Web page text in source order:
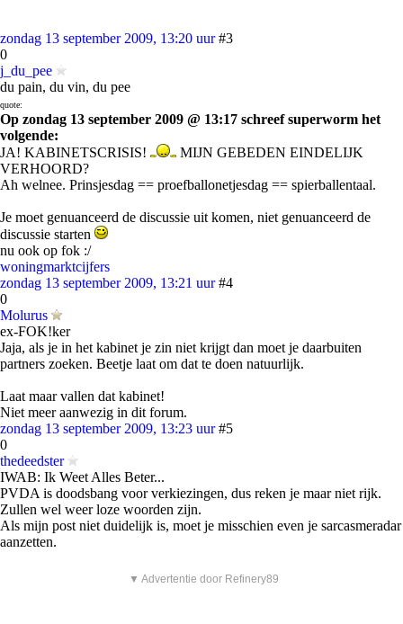
zondag 13 september 2009, 13:20 uur #3
0
j_du_pee
du pain, du vin, du pee
quote:
Op zondag 13 september 2009 @ 13:17 schreef superworm het
volgende:
JA! KABINETSCRISIS!
MIJN GEBEDEN EINDELIJK
VERHOORD?
Ah welnee. Prinsjesdag == proefballonetjesdag == spierballentaal.
Je moet genuanceerd de discussie uit komen, niet genuanceerd de
discussie starten
nu ook op fok :/
woningmarktcijfers
zondag 13 september 2009, 13:21 uur #4
0
Molurus
ex-FOK!ker
Jaja, als je in het kabinet je zin niet krijgt dan moet je daarbuiten
partners zoeken. Beetje laat om dat te doen natuurlijk.
Laat maar vallen dat kabinet!
Niet meer aanwezig in dit forum.
zondag 13 september 2009, 13:23 uur #5
0
thedeedster
IWAB: Ik Weet Alles Beter...
PVDA is doodsbang voor verkiezingen, dus reken je maar niet rijk.
Zullen wel weer loze woorden zijn.
Als mijn post niet duidelijk is, moet je misschien even je sarcasmeradar
aanzetten.
▼ Advertentie door Refinery89